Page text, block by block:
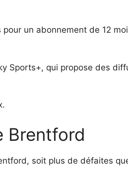
un abonnement de 12
Sports+, qui propose des
Brentford
soit plus de défaites